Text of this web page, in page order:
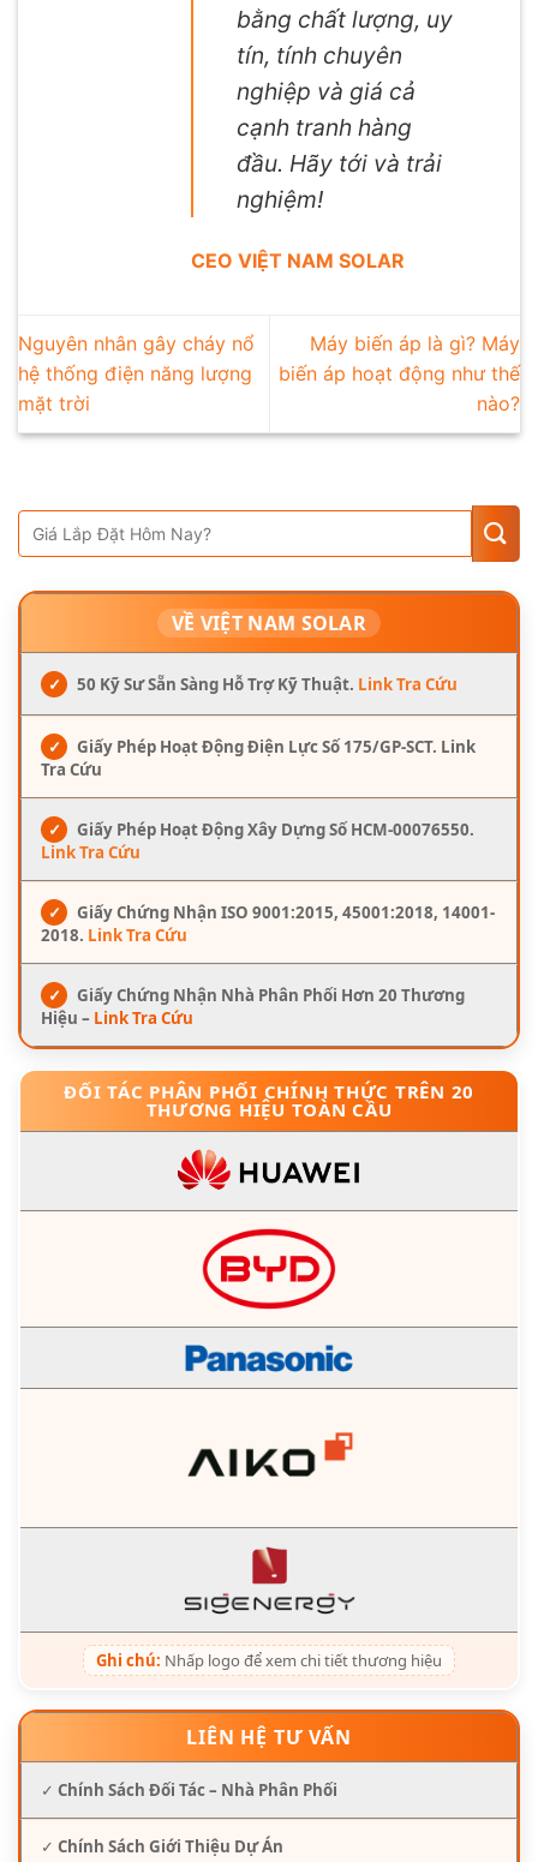
bằng chất lượng, uy
tín, tính chuyên
nghiệp và giá cả
cạnh tranh hàng
đầu. Hãy tới và trải
nghiệm!
CEO VIỆT NAM SOLAR
Nguyên nhân gây cháy nổ
hệ thống điện năng lượng
mặt trời
Máy biến áp là gì? Máy
biến áp hoạt động như thế
nào?
VỀ VIỆT NAM SOLAR
✓ 50 Kỹ Sư Sẵn Sàng Hỗ Trợ Kỹ Thuật. Link Tra Cứu
✓
Giấy Phép Hoạt Động Điện Lực Số 175/GP-SCT. Link
Tra Cứu
✓
Giấy Phép Hoạt Động Xây Dựng Số HCM-00076550.
Link Tra Cứu
✓
Giấy Chứng Nhận ISO 9001:2015, 45001:2018, 14001-
2018. Link Tra Cứu
✓
Giấy Chứng Nhận Nhà Phân Phối Hơn 20 Thương
Hiệu – Link Tra Cứu
ĐỐI TÁC PHÂN PHỐI CHÍNH THỨC TRÊN 20
THƯƠNG HIỆU TOÀN CẦU
Ghi chú: Nhấp logo để xem chi tiết thương hiệu
LIÊN HỆ TƯ VẤN
✓ Chính Sách Đối Tác – Nhà Phân Phối
✓ Chính Sách Giới Thiệu Dự Án